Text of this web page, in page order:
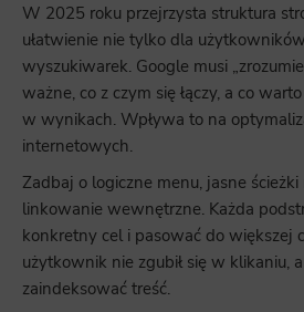
W 2025 roku przejrzysta struktura
ułatwienie nie tylko dla
wyszukiwarek. Google musi
ważne, co z czym się łączy, a co
w wynikach. Wpływa to na
internetowych.
Zadbaj o logiczne menu, jasne
linkowanie wewnętrzne. Każda
konkretny cel i pasować do większej
użytkownik nie zgubił się w klikaniu,
zaindeksować treść.